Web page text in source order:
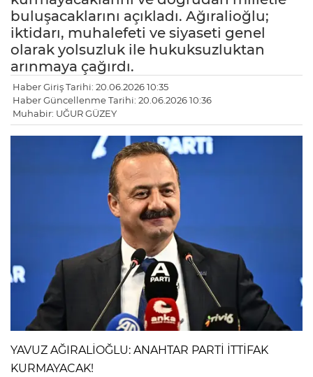
buluşacaklarını açıkladı. Ağıralioğlu;
iktidarı, muhalefeti ve siyaseti genel
olarak yolsuzluk ile hukuksuzluktan
arınmaya çağırdı.
Haber Giriş Tarihi: 20.06.2026 10:35
Haber Güncellenme Tarihi: 20.06.2026 10:36
Muhabir: UĞUR GÜZEY
YAVUZ AĞIRALİOĞLU: ANAHTAR PARTİ İTTİFAK
KURMAYACAK!